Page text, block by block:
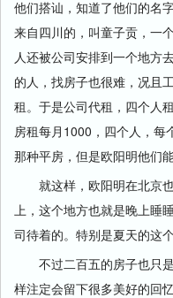
他们搭讪，知道了他们的名
来自四川的，叫童子贡，一
人还被公司安排到一个地方
的人，找房子也很难，况且
租。于是公司代租，四个人
房租每月1000，四个人，每
那种平房，但是欧阳明他们
就这样，欧阳明在北京也
上，这个地方也就是晚上睡
司待着的。特别是夏天的这
不过二百五的房子也只是
样注定会留下很多美好的回忆